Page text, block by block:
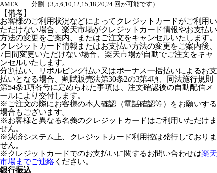
AMEX
分割（3,5,6,10,12,15,18,20,24 回が可能です）
【備考】
お客様のご利用状況などによってクレジットカードがご利用い
ただけない場合、楽天市場がクレジットカード情報やお支払い
方法の変更をご案内、またはご注文をキャンセルいたします。
クレジットカード情報またはお支払い方法の変更をご案内後、
7日間変更いただけない場合、楽天市場が自動でご注文をキャ
ンセルいたします。
分割払い、リボルビング払い又はボーナス一括払いによるお支
払いとなる場合、割賦販売法第30条2の3第4項、同法施行規則
第54条1項各号に定められた事項は、注文確認後の自動配信メ
ールにより交付します。
※ご注文の際にお客様の本人確認（電話確認等）をお願いする
場合もございます。
※お客様と異なる名義のクレジットカードはご利用いただけま
せん。
※決済システム上、クレジットカード利用控は発行しておりま
せん。
※クレジットカードでのお支払いに関するお問い合わせは楽天
市場までご連絡 ください。
銀行振込